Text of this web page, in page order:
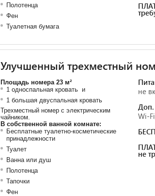
Полотенца
Фен
Туалетная бумага
Улучшенный трехместный
Площадь номера 23 м²
1 односпальная кровать и
1 большая двуспальная кровать
Трехместный номер с электрическим
чайником.
В собственной ванной комнате:
Бесплатные туалетно-косметические
принадлежности
Туалет
Ванна или душ
Полотенца
Тапочки
Фен
не
Доп.
Wi-
не